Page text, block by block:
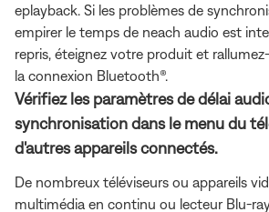
eplayback. Si les problèmes de
empirer le temps de neach audio est
repris, éteignez votre produit et
la connexion Bluetooth®.
Vérifiez les paramètres de délai
synchronisation dans le menu du
d'autres appareils connectés.
De nombreux téléviseurs ou appareils
multimédia en continu ou lecteur Blu-